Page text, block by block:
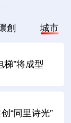
創 城市
梯”将成型
“同里诗光”